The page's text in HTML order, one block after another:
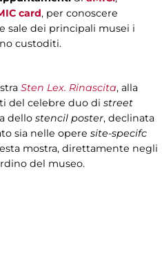
card, per conoscere
sale dei principali musei i
custoditi.
Sten Lex. Rinascita, alla
del celebre duo di street
dello stencil poster, declinata
sia nelle opere site-specifc
mostra, direttamente negli
del museo.